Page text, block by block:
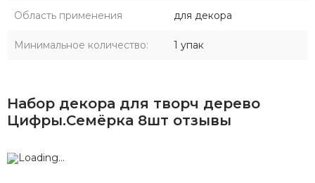
Область применения для декора
Минимальное количество: 1 упак
Набор декора для творч дерево
Цифры.Семёрка 8шт отзывы